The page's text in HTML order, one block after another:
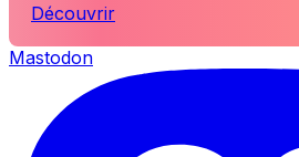
Découvrir
Mastodon